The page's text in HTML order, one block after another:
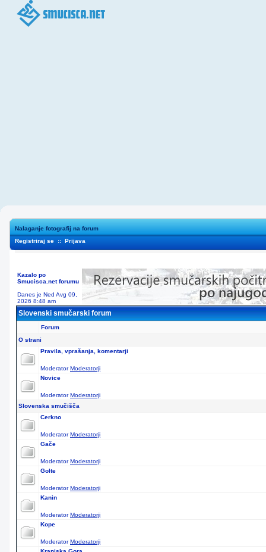
Nalaganje fotografij na forum
Registriraj se :: Prijava
Kazalo po
Smucisca.net forumu
Danes je Ned Avg 09,
2026 8:48 am
Slovenski smučarski forum
Forum
O strani
Pravila, vprašanja, komentarji
ModeratorModeratorji
Novice
ModeratorModeratorji
Slovenska smučišča
Cerkno
ModeratorModeratorji
Gače
ModeratorModeratorji
Golte
ModeratorModeratorji
Kanin
ModeratorModeratorji
Kope
ModeratorModeratorji